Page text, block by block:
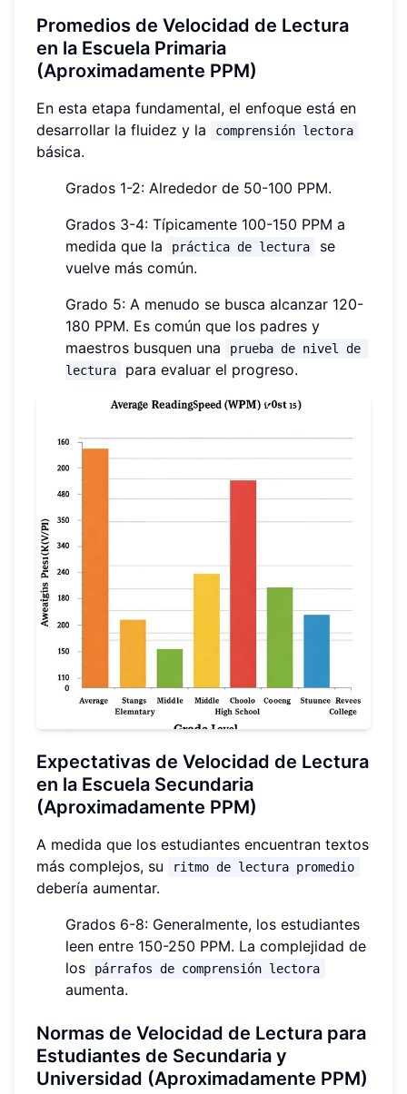
Promedios de Velocidad de Lectura
en la Escuela Primaria
(Aproximadamente PPM)
En esta etapa fundamental, el enfoque está en
desarrollar la fluidez y la
comprensión lectora
básica.
Grados 1-2: Alrededor de 50-100 PPM.
Grados 3-4: Típicamente 100-150 PPM a
medida que la
práctica de lectura
se
vuelve más común.
Grado 5: A menudo se busca alcanzar 120-
180 PPM. Es común que los padres y
maestros busquen una
prueba de nivel de
lectura
para evaluar el progreso.
Expectativas de Velocidad de Lectura
en la Escuela Secundaria
(Aproximadamente PPM)
A medida que los estudiantes encuentran textos
más complejos, su
ritmo de lectura promedio
debería aumentar.
Grados 6-8: Generalmente, los estudiantes
leen entre 150-250 PPM. La complejidad de
los
párrafos de comprensión lectora
aumenta.
Normas de Velocidad de Lectura para
Estudiantes de Secundaria y
Universidad (Aproximadamente PPM)